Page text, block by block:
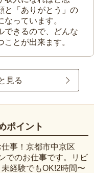
と「ありがとう」の
っています。
できるので、どんな
とが出来ます。
見る
ポイント
事！京都市中京区
でのお仕事です。リビ
経験でもOK!2時間〜